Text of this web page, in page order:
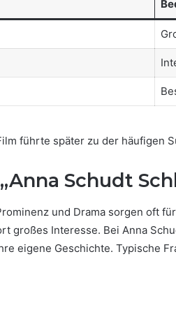
führte später zu der häufigen
Schudt
und Drama sorgen oft
Interesse. Bei Anna
eigene Geschichte. Typische